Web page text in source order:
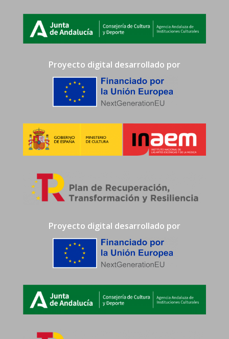
Proyecto digital desarrollado por
Proyecto digital desarrollado por